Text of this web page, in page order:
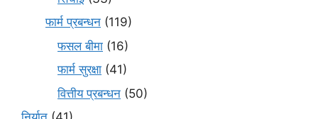
फार्म प्रबन्धन (119)
फसल बीमा (16)
फार्म सुरक्षा (41)
वित्तीय प्रबन्धन (50)